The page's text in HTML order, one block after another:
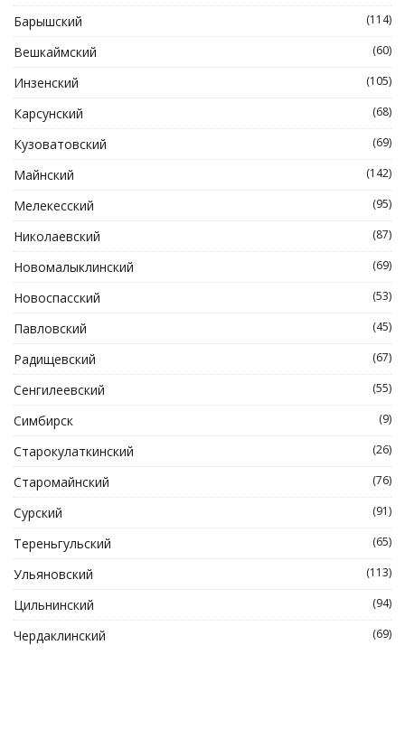
Барышский (114)
Вешкаймский (60)
Инзенский (105)
Карсунский (68)
Кузоватовский (69)
Майнский (142)
Мелекесский (95)
Николаевский (87)
Новомалыклинский (69)
Новоспасский (53)
Павловский (45)
Радищевский (67)
Сенгилеевский (55)
Симбирск (9)
Старокулаткинский (26)
Старомайнский (76)
Сурский (91)
Тереньгульский (65)
Ульяновский (113)
Цильнинский (94)
Чердаклинский (69)